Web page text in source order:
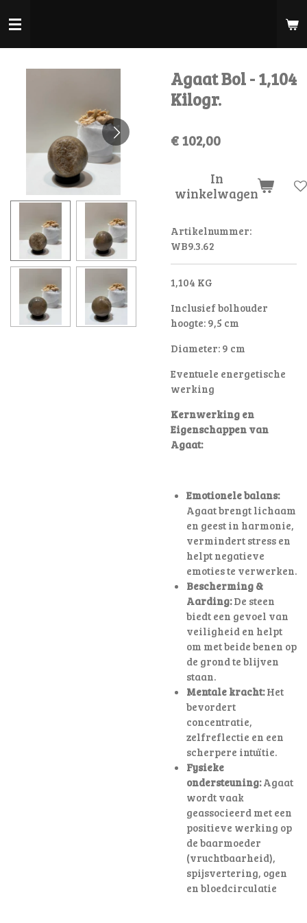
direct
Agaat Bol - 1,104
Kilogr.
€ 102,00
In
winkelwagen
Artikelnummer:
WB9.3.62
1,104 KG
Inclusief bolhouder
hoogte: 9,5 cm
Diameter: 9 cm
Eventuele energetische
werking
Kernwerking en
Eigenschappen van
Agaat:
Emotionele balans:
Agaat brengt lichaam
en geest in harmonie,
vermindert stress en
helpt negatieve
emoties te verwerken.
Bescherming &
Aarding:De steen
biedt een gevoel van
veiligheid en helpt
om met beide benen op
de grond te blijven
staan.
Mentale kracht:Het
bevordert
concentratie,
zelfreflectie en een
scherpere intuïtie.
Fysieke
ondersteuning:Agaat
wordt vaak
geassocieerd met een
positieve werking op
de baarmoeder
(vruchtbaarheid),
spijsvertering, ogen
en bloedcirculatie